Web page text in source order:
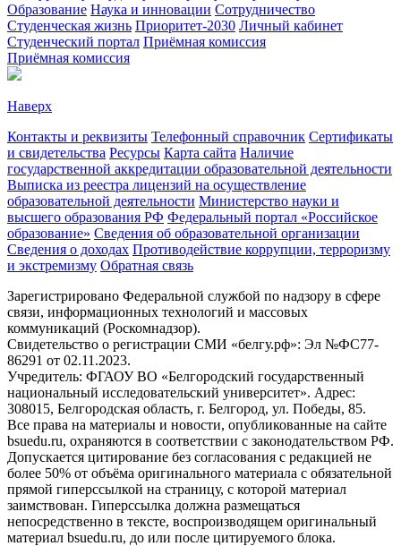
Образование Наука и инновации Сотрудничество
Студенческая жизнь Приоритет-2030 Личный кабинет
Студенческий портал Приёмная комиссия
Приёмная комиссия
Наверх
Контакты и реквизиты Телефонный справочник Сертификаты
и свидетельства Ресурсы Карта сайта Наличие
государственной аккредитации образовательной деятельности
Выписка из реестра лицензий на осуществление
образовательной деятельности Министерствo науки и
высшего образования РФ Федеральный портал «Российское
образование» Сведения об образовательной организации
Сведения о доходах Противодействие коррупции, терроризму
и экстремизму Обратная связь
Зарегистрировано Федеральной службой по надзору в сфере
связи, информационных технологий и массовых
коммуникаций (Роскомнадзор).
Свидетельство о регистрации СМИ «белгу.рф»: Эл №ФС77-
86291 от 02.11.2023.
Учредитель: ФГАОУ ВО «Белгородский государственный
национальный исследовательский университет». Адрес:
308015, Белгородская область, г. Белгород, ул. Победы, 85.
Все права на материалы и новости, опубликованные на сайте
bsuedu.ru, охраняются в соответствии с законодательством РФ.
Допускается цитирование без согласования с редакцией не
более 50% от объёма оригинального материала с обязательной
прямой гиперссылкой на страницу, с которой материал
заимствован. Гиперссылка должна размещаться
непосредственно в тексте, воспроизводящем оригинальный
материал bsuedu.ru, до или после цитируемого блока.